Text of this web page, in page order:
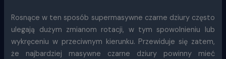
Rosnące w ten sposób supermasywne czarne dziury często
ulegają dużym zmianom rotacji, w tym spowolnieniu lub
wykręceniu w przeciwnym kierunku. Przewiduje się zatem,
że najbardziej masywne czarne dziury powinny mieć